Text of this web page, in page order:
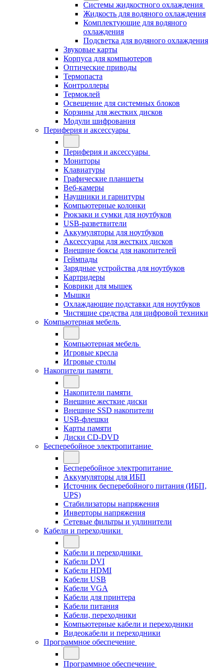
Системы жидкостного охлаждения
Жидкость для водяного охлаждения
Комплектующие для водяного
охлаждения
Подсветка для водяного охлаждения
Звуковые карты
Корпуса для компьютеров
Оптические приводы
Термопаста
Контроллеры
Термоклей
Освещение для системных блоков
Корзины для жестких дисков
Модули шифрования
Периферия и аксессуары
Периферия и аксессуары
Мониторы
Клавиатуры
Графические планшеты
Веб-камеры
Наушники и гарнитуры
Компьютерные колонки
Рюкзаки и сумки для ноутбуков
USB-разветвители
Аккумуляторы для ноутбуков
Аксессуары для жестких дисков
Внешние боксы для накопителей
Геймпады
Зарядные устройства для ноутбуков
Картридеры
Коврики для мышек
Мышки
Охлаждающие подставки для ноутбуков
Чистящие средства для цифровой техники
Компьютерная мебель
Компьютерная мебель
Игровые кресла
Игровые столы
Накопители памяти
Накопители памяти
Внешние жесткие диски
Внешние SSD накопители
USB-флешки
Карты памяти
Диски CD-DVD
Бесперебойное электропитание
Бесперебойное электропитание
Аккумуляторы для ИБП
Источник бесперебойного питания (ИБП,
UPS)
Стабилизаторы напряжения
Инверторы напряжения
Сетевые фильтры и удлинители
Кабели и переходники
Кабели и переходники
Кабели DVI
Кабели HDMI
Кабели USB
Кабели VGA
Кабели для принтера
Кабели питания
Кабели, переходники
Компьютерные кабели и переходники
Видеокабели и переходники
Программное обеспечение
Программное обеспечение